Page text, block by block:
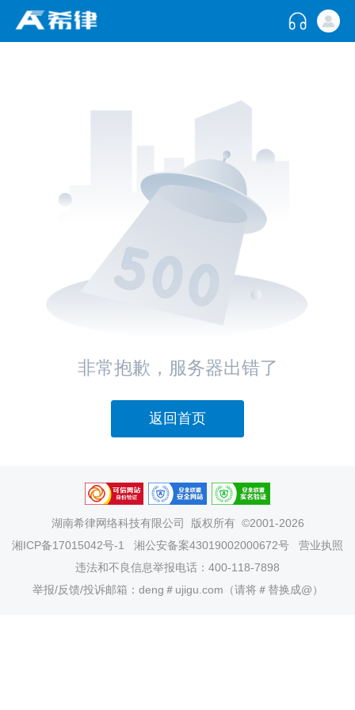
非常抱歉，服务器出错了
返回首页
湖南希律网络科技有限公司
版权所有 ©2001-2026
湘ICP备17015042号-1
湘公安备案43019002000672号
营业执照
违法和不良信息举报电话：400-118-7898
举报/反馈/投诉邮箱：deng＃ujigu.com（请将＃替换成@）